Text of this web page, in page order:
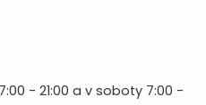
- 21:00 a v soboty 7:00 -